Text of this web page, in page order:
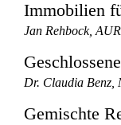
Immobilien
Jan Rehbock,
Dr. Claudia Benz,
Gemischte